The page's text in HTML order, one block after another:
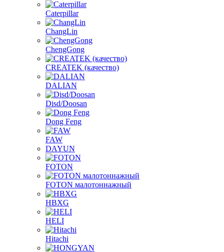
Caterpillar
ChangLin
ChengGong
CREATEK (качество)
DALIAN
Disd/Doosan
Dong Feng
FAW
DAYUN
FOTON
FOTON малотоннажный
HBXG
HELI
Hitachi